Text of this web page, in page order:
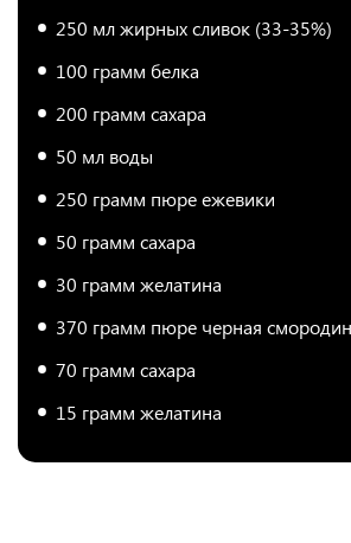
250 мл жирных сливок (33-35%)
100 грамм белка
200 грамм сахара
50 мл воды
250 грамм пюре ежевики
50 грамм сахара
30 грамм желатина
370 грамм пюре черная
70 грамм сахара
15 грамм желатина